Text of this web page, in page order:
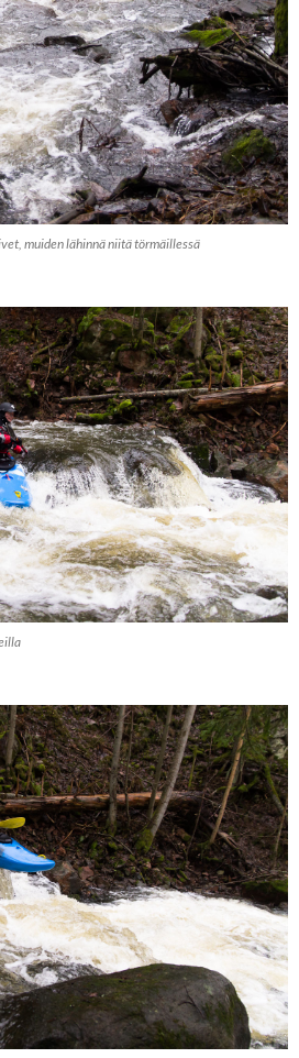
muiden lähinnä niitä törmäillessä